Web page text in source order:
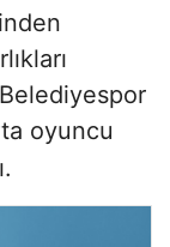
oyuncu